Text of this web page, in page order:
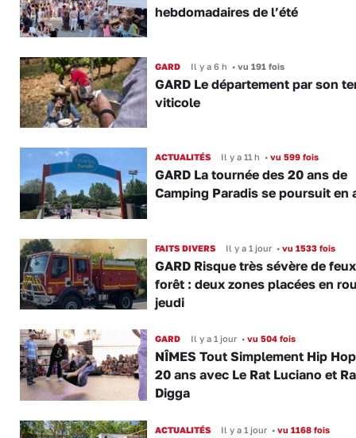
hebdomadaires de l’été
GARD Il y a 6 h •vu 191 fois
GARD Le département par son
viticole
ACTUALITÉS Il y a 11 h •vu 599 fois
GARD La tournée des 20 ans de
Camping Paradis se poursuit en
FAITS DIVERS Il y a 1 jour •vu 1533 fois
GARD Risque très sévère de
forêt : deux zones placées en
jeudi
GARD Il y a 1 jour •vu 504 fois
NÎMES Tout Simplement Hip
20 ans avec Le Rat Luciano et
Digga
ACTUALITÉS Il y a 1 jour •vu 1168 fois